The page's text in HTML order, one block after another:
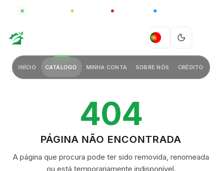
CHINA
PT
INÍCIO CATÁLOGO MINHA CONTA SOBRE NÓS CRÉDITO
404
PÁGINA NÃO ENCONTRADA
A página que procura pode ter sido removida, renomeada
ou está temporariamente indisponível.